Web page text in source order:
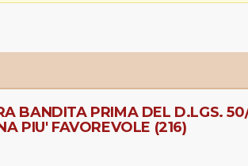
BANDITA PRIMA DEL D.LGS.
PIU' FAVOREVOLE (216)